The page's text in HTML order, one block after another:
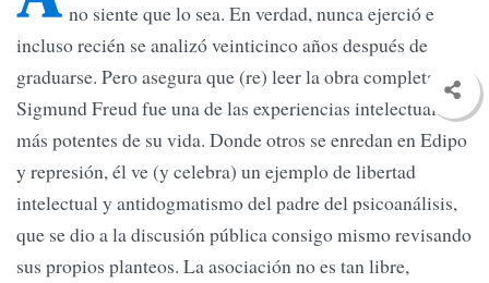
no siente que lo sea. En verdad, nunca ejerció e
incluso recién se analizó veinticinco años después de
graduarse. Pero asegura que (re) leer la obra completa de
Sigmund Freud fue una de las experiencias intelectuales
más potentes de su vida. Donde otros se enredan en Edipo
y represión, él ve (y celebra) un ejemplo de libertad
intelectual y antidogmatismo del padre del psicoanálisis,
que se dio a la discusión pública consigo mismo revisando
sus propios planteos. La asociación no es tan libre,